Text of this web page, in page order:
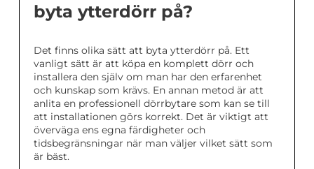
byta ytterdörr på?
Det finns olika sätt att byta ytterdörr på. Ett
vanligt sätt är att köpa en komplett dörr och
installera den själv om man har den erfarenhet
och kunskap som krävs. En annan metod är att
anlita en professionell dörrbytare som kan se till
att installationen görs korrekt. Det är viktigt att
överväga ens egna färdigheter och
tidsbegränsningar när man väljer vilket sätt som
är bäst.